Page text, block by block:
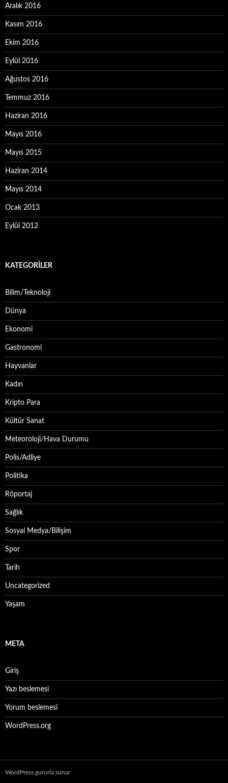
Aralık 2016
Kasım 2016
Ekim 2016
Eylül 2016
Ağustos 2016
Temmuz 2016
Haziran 2016
Mayıs 2016
Mayıs 2015
Haziran 2014
Mayıs 2014
Ocak 2013
Eylül 2012
KATEGORILER
Bilim/Teknoloji
Dünya
Ekonomi
Gastronomi
Hayvanlar
Kadın
Kripto Para
Kültür Sanat
Meteoroloji/Hava Durumu
Polis/Adliye
Politika
Röportaj
Sağlık
Sosyal Medya/Bilişim
Spor
Tarih
Uncategorized
Yaşam
META
Giriş
Yazı beslemesi
Yorum beslemesi
WordPress.org
WordPress gururla sunar